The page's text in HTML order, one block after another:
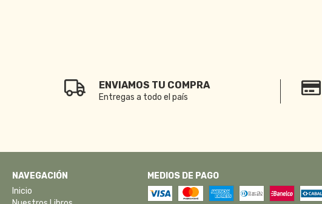
ENVIAMOS TU COMPRA
Entregas a todo el país
NAVEGACIÓN
Inicio
MEDIOS DE PAGO